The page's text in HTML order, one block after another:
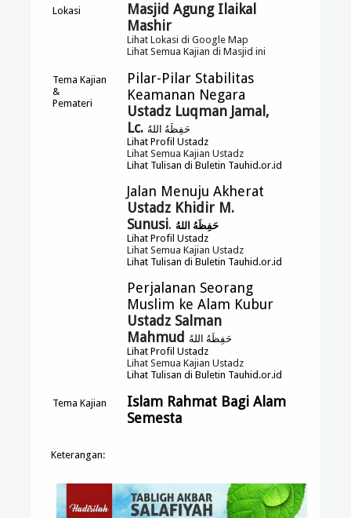
Lokasi
Masjid Agung Ilaikal
Mashir
Lihat Lokasi di Google Map
Lihat Semua Kajian di Masjid ini
Tema Kajian
&
Pemateri
Pilar-Pilar Stabilitas
Keamanan Negara
Ustadz Luqman Jamal ,
Lc. حَفِظَهُ اللهُ
Lihat Profil Ustadz
Lihat Semua Kajian Ustadz
Lihat Tulisan di Buletin Tauhid.or.id
Jalan Menuju Akherat
Ustadz Khidir M.
Sunusi. حَفِظَهُ اللهُ
Lihat Profil Ustadz
Lihat Semua Kajian Ustadz
Lihat Tulisan di Buletin Tauhid.or.id
Perjalanan Seorang
Muslim ke Alam Kubur
Ustadz Salman
Mahmud حَفِظَهُ اللهُ
Lihat Profil Ustadz
Lihat Semua Kajian Ustadz
Lihat Tulisan di Buletin Tauhid.or.id
Tema Kajian
Islam Rahmat Bagi Alam
Semesta
Keterangan: